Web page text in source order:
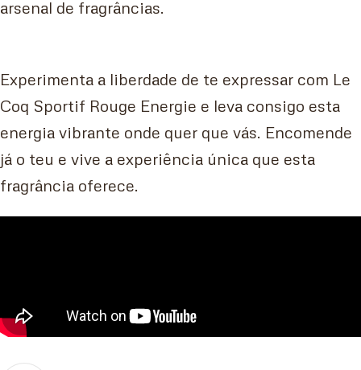
arsenal de fragrâncias.
Experimenta a liberdade de te expressar com Le
Coq Sportif Rouge Energie e leva consigo esta
energia vibrante onde quer que vás. Encomende
já o teu e vive a experiência única que esta
fragrância oferece.